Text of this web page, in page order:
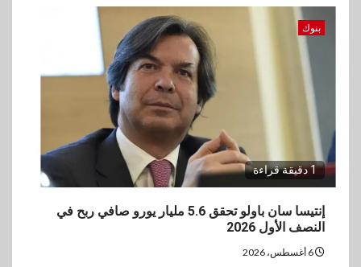
بنوك
1 دقيقة قراءة
إنتيسا سان باولو تحقق 5.6 مليار يورو صافي ربح في
النصف الأول 2026